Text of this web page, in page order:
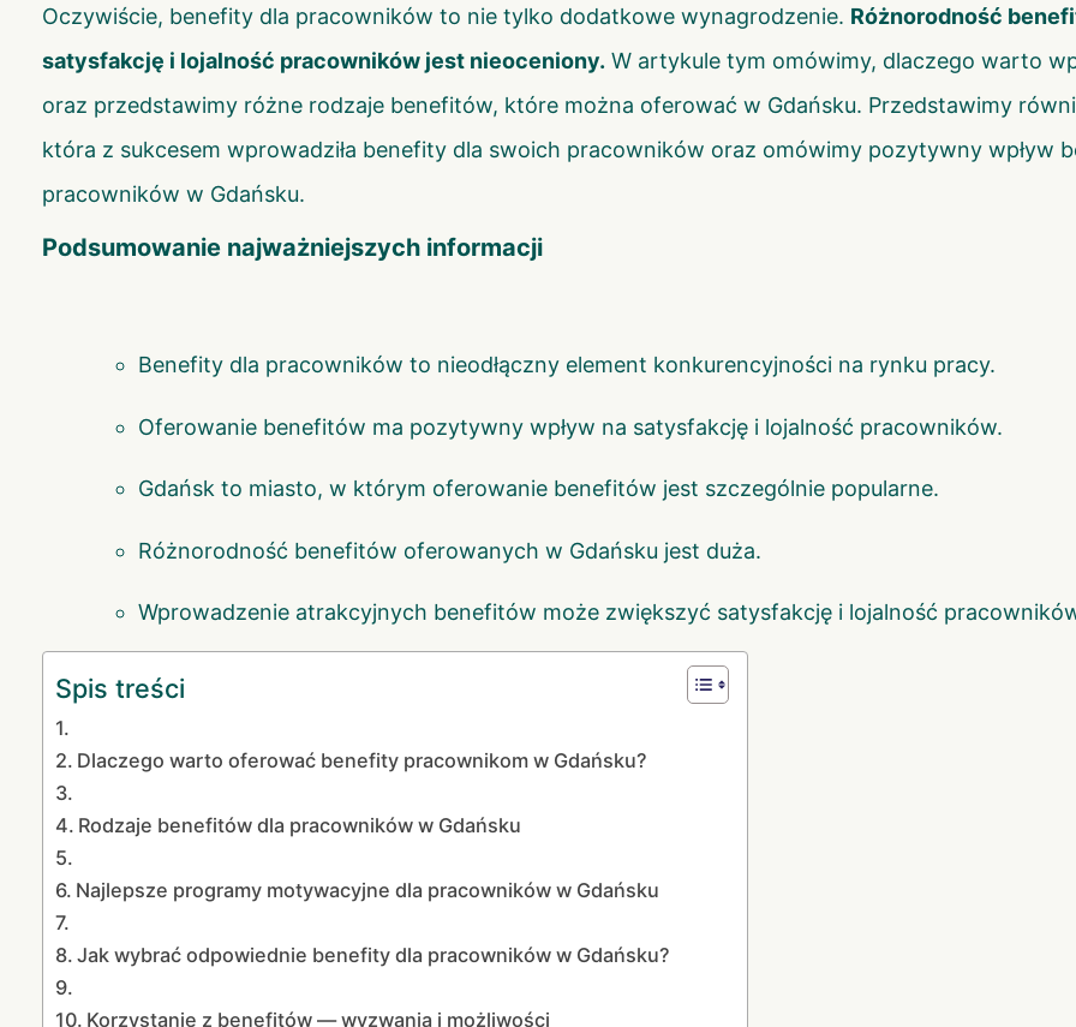
Oczywiście, benefity dla pracowników to nie tylko dodatkowe wynagrodzenie. Różnorodność
satysfakcję i lojalność pracowników jest nieoceniony. W artykule tym omówimy, dlaczego warto
oraz przedstawimy różne rodzaje benefitów, które można oferować w Gdańsku. Przedstawimy
która z sukcesem wprowadziła benefity dla swoich pracowników oraz omówimy pozytywny wpływ
pracowników w Gdańsku.
Podsumowanie najważniejszych informacji
Benefity dla pracowników to nieodłączny element konkurencyjności na rynku pracy.
Oferowanie benefitów ma pozytywny wpływ na satysfakcję i lojalność pracowników.
Gdańsk to miasto, w którym oferowanie benefitów jest szczególnie popularne.
Różnorodność benefitów oferowanych w Gdańsku jest duża.
Wprowadzenie atrakcyjnych benefitów może zwiększyć satysfakcję i lojalność
Spis treści
Dlaczego warto oferować benefity pracownikom w Gdańsku?
Rodzaje benefitów dla pracowników w Gdańsku
Najlepsze programy motywacyjne dla pracowników w Gdańsku
Jak wybrać odpowiednie benefity dla pracowników w Gdańsku?
Korzystanie z benefitów — wyzwania i możliwości